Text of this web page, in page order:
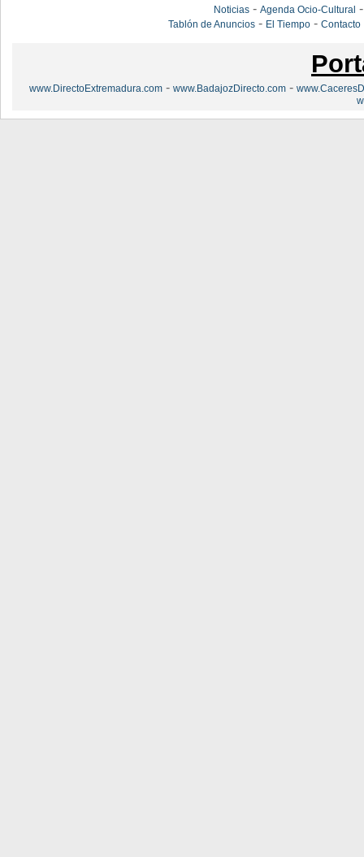
Noticias -Agenda Ocio-Cultural
Tablón de Anuncios - El Tiempo -Contacto
www.DirectoExtremadura.com - www.BadajozDirecto.com -